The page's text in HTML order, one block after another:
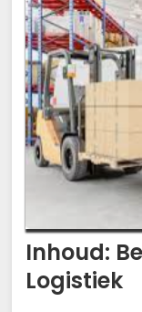
Inhoud:
Logistiek